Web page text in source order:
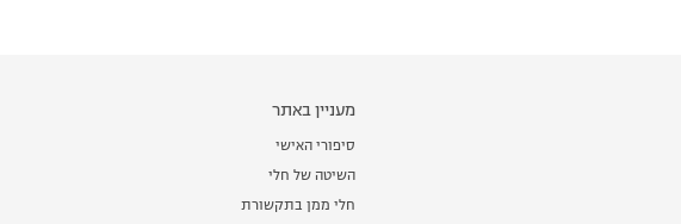
מעניין באתר
סיפורי האישי
השיטה של חלי
חלי ממן בתקשורת